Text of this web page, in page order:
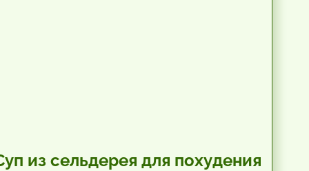
из сельдерея для похудения